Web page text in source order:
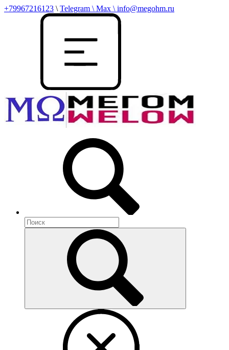
+79967216123 \ Telegram \ Max \ info@megohm.ru